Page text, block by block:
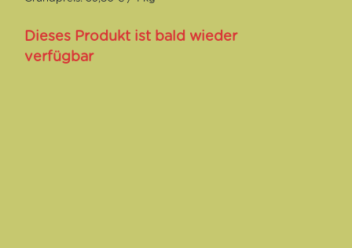
Dieses Produkt ist bald wieder
verfügbar